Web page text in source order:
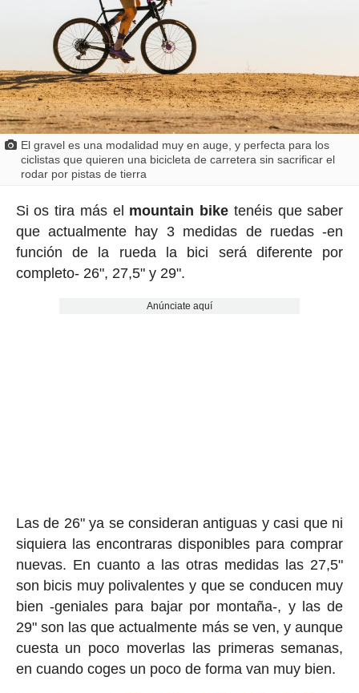
El gravel es una modalidad muy en auge, y perfecta para los
ciclistas que quieren una bicicleta de carretera sin sacrificar el
rodar por pistas de tierra
Si os tira más el mountain bike tenéis que saber
que actualmente hay 3 medidas de ruedas -en
función de la rueda la bici será diferente por
completo- 26", 27,5" y 29".
Anúnciate aquí
Las de 26" ya se consideran antiguas y casi que ni
siquiera las encontraras disponibles para comprar
nuevas. En cuanto a las otras medidas las 27,5"
son bicis muy polivalentes y que se conducen muy
bien -geniales para bajar por montaña-, y las de
29" son las que actualmente más se ven, y aunque
cuesta un poco moverlas las primeras semanas,
en cuando coges un poco de forma van muy bien.